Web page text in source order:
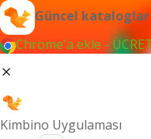
Güncel
Chrome'a ekle -
Kimbino Uygulaması